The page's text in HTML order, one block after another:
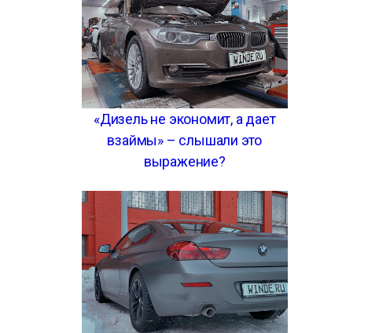
«Дизель не экономит, а дает
взаймы» – слышали это
выражение?